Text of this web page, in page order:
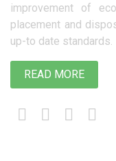
improvement of
placement and
up-to date standards.
READ MORE